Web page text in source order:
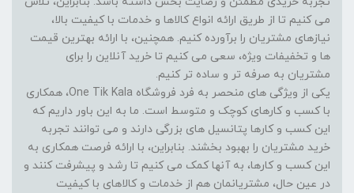
می کنیم تا از طریق ارائه انواع کالاها و خدمات با کیفیت بالا،
نیازهای مشتریان را برآورده کنیم. همچنین، با ارائه بهترین قیمت
ها و تخفیفات ویژه، سعی می کنیم تا خرید آنلاین را برای
مشتریان به صرفه تر و ساده تر کنیم.
یکی از ویژگی های منحصر به فرد فروشگاه One Tik Kala، همکاری
با کسب و کارهای کوچک و متوسط است. ما به این باور داریم که
این کسب و کارها پتانسیل های بزرگی دارند و می توانند تجربه
خرید مشتریان را بهبود بخشند. بنابراین، با ارائه فرصت همکاری به
این کسب و کارها، به آنها کمک می کنیم تا رشد و پیشرفت کنند و
در عین حال، مشتریانمان هم از خدمات و کالاهای با کیفیت